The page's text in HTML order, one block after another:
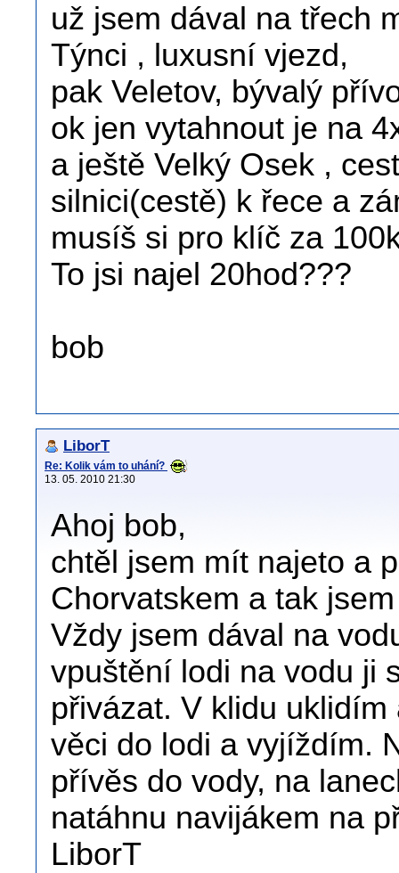
už jsem dával na třech
Týnci , luxusní vjezd,
pak Veletov, bývalý
ok jen vytahnout je na
a ještě Velký Osek ,
silnici(cestě) k řece a
musíš si pro klíč za
To jsi najel 20hod???
bob
LiborT
Re: Kolik vám to uhání?
13. 05. 2010 21:30
Ahoj bob,
chtěl jsem mít najeto a
Chorvatskem a tak
Vždy jsem dával na
vpuštění lodi na vodu ji
přivázat. V klidu
věci do lodi a vyjíždím.
přívěs do vody, na
natáhnu navijákem na
LiborT